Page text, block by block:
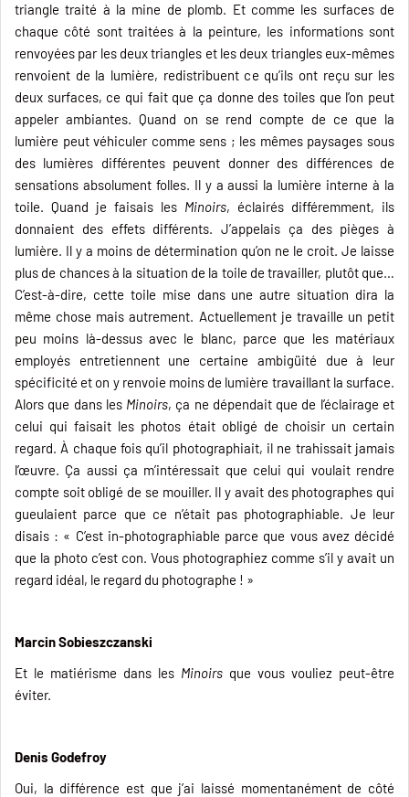
triangle traité à la mine de plomb. Et comme les surfaces de
chaque côté sont traitées à la peinture, les informations sont
renvoyées par les deux triangles et les deux triangles eux-mêmes
renvoient de la lumière, redistribuent ce qu’ils ont reçu sur les
deux surfaces, ce qui fait que ça donne des toiles que l’on peut
appeler ambiantes. Quand on se rend compte de ce que la
lumière peut véhiculer comme sens ; les mêmes paysages sous
des lumières différentes peuvent donner des différences de
sensations absolument folles. Il y a aussi la lumière interne à la
toile. Quand je faisais les Minoirs, éclairés différemment, ils
donnaient des effets différents. J’appelais ça des pièges à
lumière. Il y a moins de détermination qu’on ne le croit. Je laisse
plus de chances à la situation de la toile de travailler, plutôt que…
C’est-à-dire, cette toile mise dans une autre situation dira la
même chose mais autrement. Actuellement je travaille un petit
peu moins là-dessus avec le blanc, parce que les matériaux
employés entretiennent une certaine ambigüité due à leur
spécificité et on y renvoie moins de lumière travaillant la surface.
Alors que dans les Minoirs, ça ne dépendait que de l’éclairage et
celui qui faisait les photos était obligé de choisir un certain
regard. À chaque fois qu’il photographiait, il ne trahissait jamais
l’œuvre. Ça aussi ça m’intéressait que celui qui voulait rendre
compte soit obligé de se mouiller. Il y avait des photographes qui
gueulaient parce que ce n’était pas photographiable. Je leur
disais : « C’est in-photographiable parce que vous avez décidé
que la photo c’est con. Vous photographiez comme s’il y avait un
regard idéal, le regard du photographe ! »
Marcin Sobieszczanski
Et le matiérisme dans les Minoirs que vous vouliez peut-être
éviter.
Denis Godefroy
Oui, la différence est que j’ai laissé momentanément de côté